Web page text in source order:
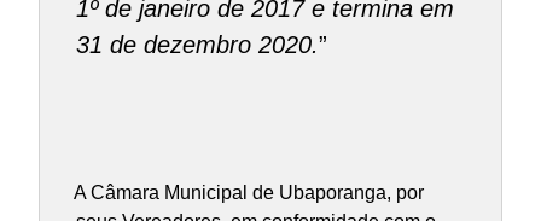
1º de janeiro de 2017 e termina em
31 de dezembro 2020.”
A Câmara Municipal de Ubaporanga, por